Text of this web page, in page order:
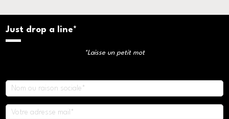
Just drop a line*
*Laisse un petit mot